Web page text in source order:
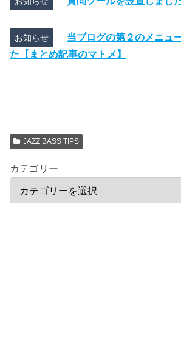
お知らせ
当ブログの第２のメニュ
た【まとめ記事のマトメ】
JAZZ BASS TIPS
カテゴリー